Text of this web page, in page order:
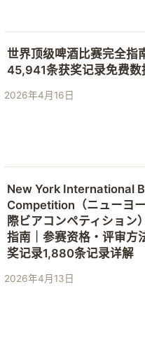
世界顶级啤酒比赛完全指
45,941条获奖记录免费数
2026年4月16日
New York International
Competition（ニューヨ
際ビアコンペティション
指南｜参赛资格・评审方
奖记录1,880条记录详解
2026年4月13日